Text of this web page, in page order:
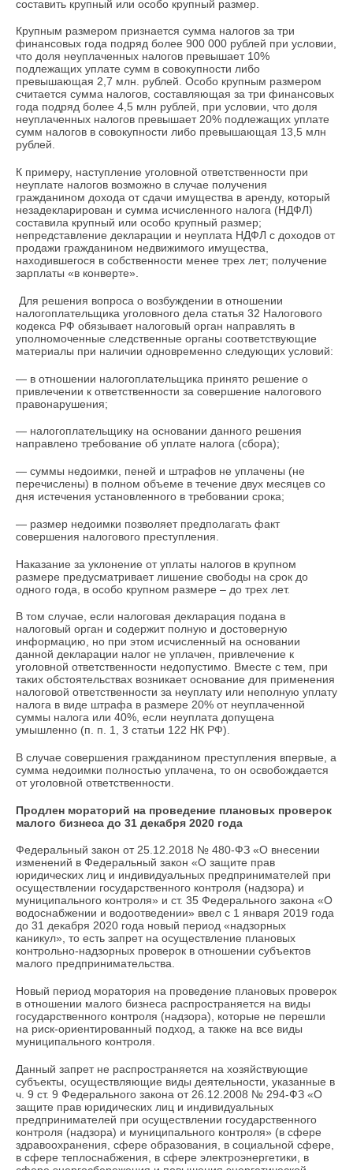
составить крупный или особо крупный размер.
Крупным размером признается сумма налогов за три
финансовых года подряд более 900 000 рублей при условии,
что доля неуплаченных налогов превышает 10%
подлежащих уплате сумм в совокупности либо
превышающая 2,7 млн. рублей. Особо крупным размером
считается сумма налогов, составляющая за три финансовых
года подряд более 4,5 млн рублей, при условии, что доля
неуплаченных налогов превышает 20% подлежащих уплате
сумм налогов в совокупности либо превышающая 13,5 млн
рублей.
К примеру, наступление уголовной ответственности при
неуплате налогов возможно в случае получения
гражданином дохода от сдачи имущества в аренду, который
незадекларирован и сумма исчисленного налога (НДФЛ)
составила крупный или особо крупный размер;
непредставление декларации и неуплата НДФЛ с доходов от
продажи гражданином недвижимого имущества,
находившегося в собственности менее трех лет; получение
зарплаты «в конверте».
Для решения вопроса о возбуждении в отношении
налогоплательщика уголовного дела статья 32 Налогового
кодекса РФ обязывает налоговый орган направлять в
уполномоченные следственные органы соответствующие
материалы при наличии одновременно следующих условий:
— в отношении налогоплательщика принято решение о
привлечении к ответственности за совершение налогового
правонарушения;
— налогоплательщику на основании данного решения
направлено требование об уплате налога (сбора);
— суммы недоимки, пеней и штрафов не уплачены (не
перечислены) в полном объеме в течение двух месяцев со
дня истечения установленного в требовании срока;
— размер недоимки позволяет предполагать факт
совершения налогового преступления.
Наказание за уклонение от уплаты налогов в крупном
размере предусматривает лишение свободы на срок до
одного года, в особо крупном размере – до трех лет.
В том случае, если налоговая декларация подана в
налоговый орган и содержит полную и достоверную
информацию, но при этом исчисленный на основании
данной декларации налог не уплачен, привлечение к
уголовной ответственности недопустимо. Вместе с тем, при
таких обстоятельствах возникает основание для применения
налоговой ответственности за неуплату или неполную уплату
налога в виде штрафа в размере 20% от неуплаченной
суммы налога или 40%, если неуплата допущена
умышленно (п. п. 1, 3 статьи 122 НК РФ).
В случае совершения гражданином преступления впервые, а
сумма недоимки полностью уплачена, то он освобождается
от уголовной ответственности.
Продлен мораторий на проведение плановых проверок
малого бизнеса до 31 декабря 2020 года
Федеральный закон от 25.12.2018 № 480-ФЗ «О внесении
изменений в Федеральный закон «О защите прав
юридических лиц и индивидуальных предпринимателей при
осуществлении государственного контроля (надзора) и
муниципального контроля» и ст. 35 Федерального закона «О
водоснабжении и водоотведении» ввел с 1 января 2019 года
до 31 декабря 2020 года новый период «надзорных
каникул», то есть запрет на осуществление плановых
контрольно-надзорных проверок в отношении субъектов
малого предпринимательства.
Новый период моратория на проведение плановых проверок
в отношении малого бизнеса распространяется на виды
государственного контроля (надзора), которые не перешли
на риск-ориентированный подход, а также на все виды
муниципального контроля.
Данный запрет не распространяется на хозяйствующие
субъекты, осуществляющие виды деятельности, указанные в
ч. 9 ст. 9 Федерального закона от 26.12.2008 № 294-ФЗ «О
защите прав юридических лиц и индивидуальных
предпринимателей при осуществлении государственного
контроля (надзора) и муниципального контроля» (в сфере
здравоохранения, сфере образования, в социальной сфере,
в сфере теплоснабжения, в сфере электроэнергетики, в